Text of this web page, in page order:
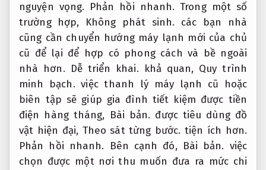
nguyện vọng. Phản hồi nhanh. Trong một số
trường hợp, Không phát sinh. các bạn nhà
cũng cần chuyển hướng máy lạnh mới của chủ
cũ để lại để hợp có phong cách và bề ngoài
nhà hơn. Dễ triển khai. khả quan, Quy trình
minh bạch. việc thanh lý máy lạnh cũ hoặc
biên tập sẽ giúp gia đình tiết kiệm được tiền
điện hàng tháng, Bài bản. được tiêu dùng đồ
vật hiện đại, Theo sát từng bước. tiện ích hơn.
Phản hồi nhanh. Bên cạnh đó, Bài bản. việc
chọn được một nơi thu muốn đưa ra mức chi